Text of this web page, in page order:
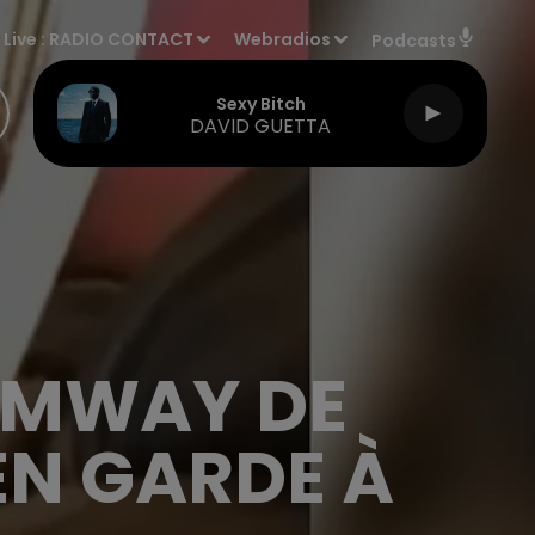
Live : RADIO CONTACT Webradios Podcasts
Sexy Bitch
DAVID GUETTA
DE
GARDE À